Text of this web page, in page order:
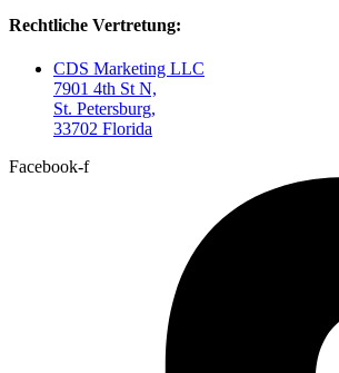
Rechtliche Vertretung:
CDS Marketing LLC
7901 4th St N,
St. Petersburg,
33702 Florida
Facebook-f